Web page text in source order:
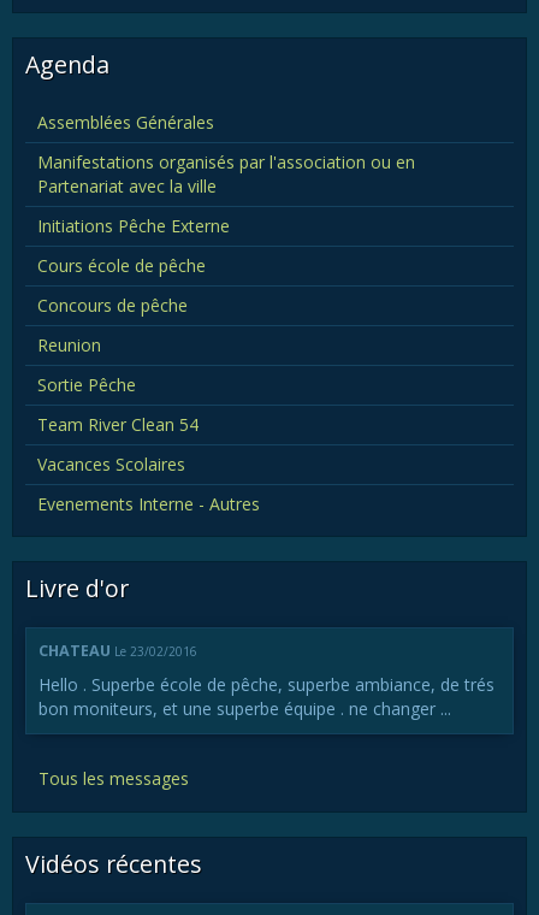
Agenda
Assemblées Générales
Manifestations organisés par l'association ou en
Partenariat avec la ville
Initiations Pêche Externe
Cours école de pêche
Concours de pêche
Reunion
Sortie Pêche
Team River Clean 54
Vacances Scolaires
Evenements Interne - Autres
Livre d'or
CHATEAU Le 23/02/2016
Hello . Superbe école de pêche, superbe ambiance, de trés
bon moniteurs, et une superbe équipe . ne changer ...
Tous les messages
Vidéos récentes